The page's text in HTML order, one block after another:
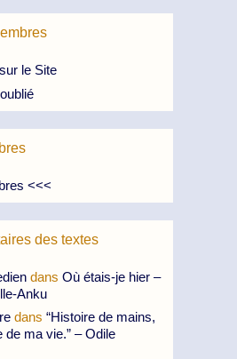
le Site
<<<
des textes
dans Où étais-je hier –
Anku
dans “Histoire de mains,
de ma vie.” – Odile